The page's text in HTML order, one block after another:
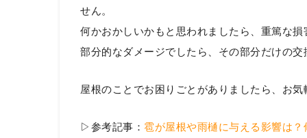
せん。
何かおかしいかもと思われましたら、重篤な
部分的なダメージでしたら、その部分だけの
屋根のことでお困りごとがありましたら、お
▷参考記事： 雹が屋根や雨樋に与える影響は